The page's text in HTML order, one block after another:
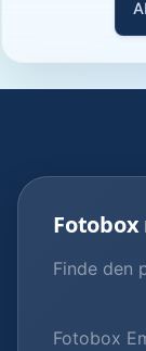
Finde den
Fotobox